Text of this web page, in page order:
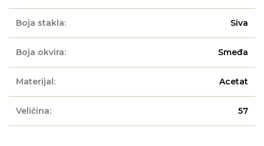
Boja stakla: Siva
Boja okvira: Smeđa
Materijal: Acetat
Veličina: 57